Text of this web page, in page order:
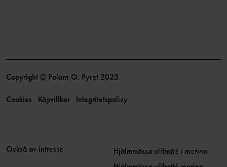
Copyright © Polarn O. Pyret 2023
Cookies Köpvillkor Integritetspolicy
Också av intresse
Hjälmmössa ullfrotté i merino